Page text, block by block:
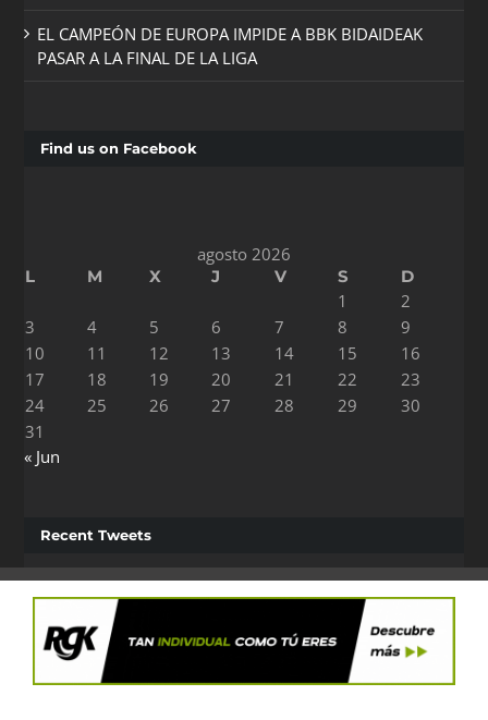
EL CAMPEÓN DE EUROPA IMPIDE A BBK BIDAIDEAK
PASAR A LA FINAL DE LA LIGA
Find us on Facebook
agosto 2026
L M X J V S D
1
2
3
4 5 6 7 8
9
10
11 12 13 14 15
16
17
18 19 20 21 22
23
24
25 26 27 28 29
30
31
« Jun
Recent Tweets